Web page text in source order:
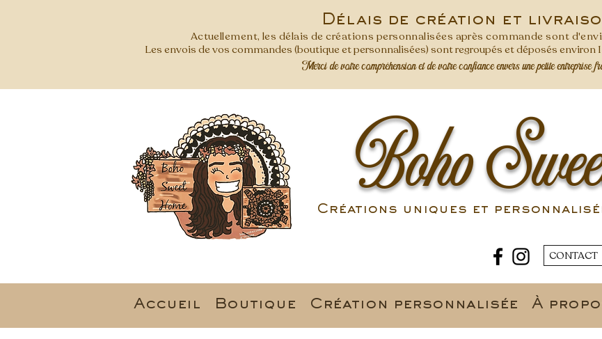
Délais de création et
Actuellement, les délais de créations personnalisées après commande sont
Les envois de vos commandes (boutique et personnalisées) sont regroupés et déposés environ
Merci de votre compréhension et de votre confiance envers une petite entreprise
Boho
Créations uniques et
CONTACT
Accueil Boutique Création personnalisée À